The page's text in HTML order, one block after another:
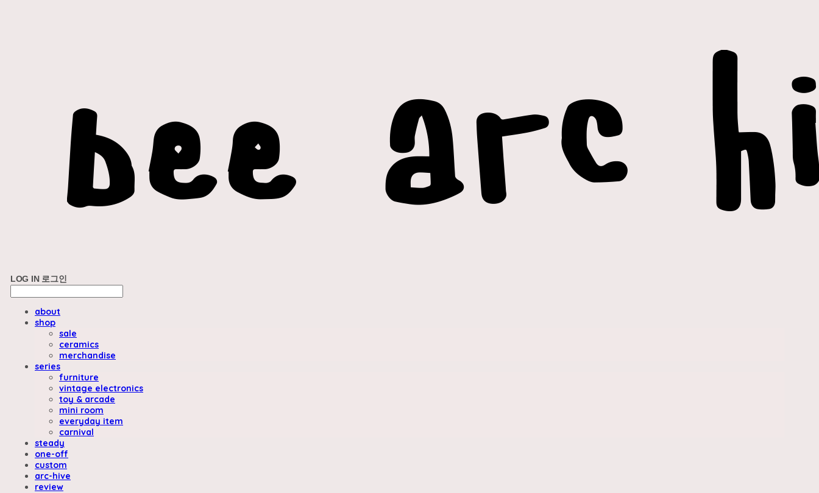
LOG IN 로그인
about
shop
sale
ceramics
merchandise
series
furniture
vintage electronics
toy & arcade
mini room
everyday item
carnival
steady
one-off
custom
arc-hive
review